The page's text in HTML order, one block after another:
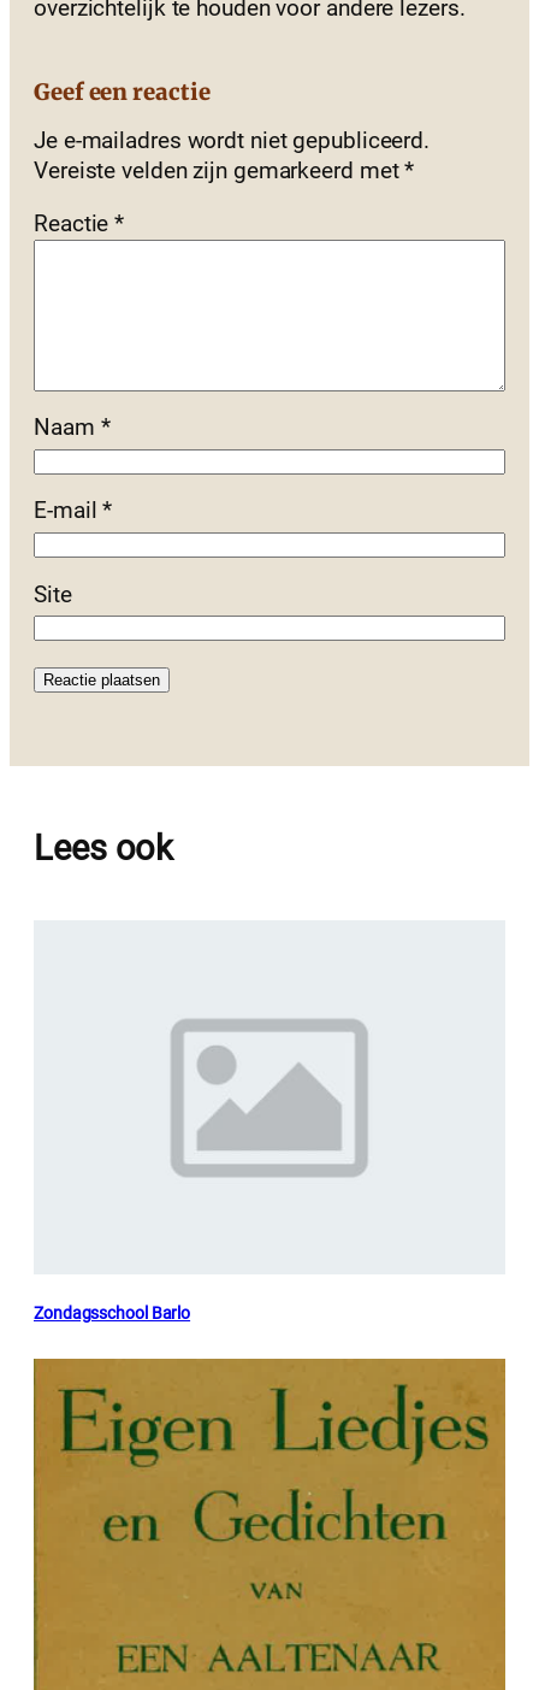
overzichtelijk te houden voor andere lezers.
Geef een reactie
Je e-mailadres wordt niet gepubliceerd.
Vereiste velden zijn gemarkeerd met*
Reactie*
Naam *
E-mail*
Site
Lees ook
Zondagsschool Barlo